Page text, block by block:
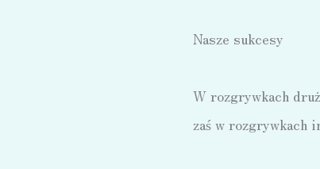
Nasze sukcesy
W rozgrywkach
zaś w rozgrywkach